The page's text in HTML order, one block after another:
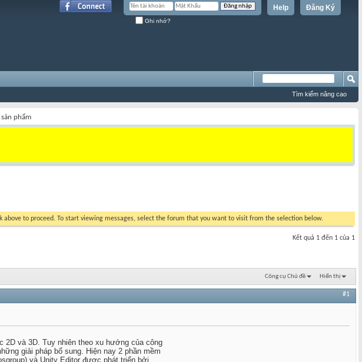
Đăng Ký
Help
Ghi nhớ?
Tìm kiếm nâng cao
phẩm
above to proceed. To start viewing messages, select the forum that you want to visit from the selection below.
Kết quả 1 đến 1 của 1
Công cụ Chủ đề Hiển thị
#1
2D và 3D. Tuy nhiên theo xu hướng của công
giải pháp bổ sung. Hiện nay 2 phần mềm
và Unity Editor được phát triển bởi